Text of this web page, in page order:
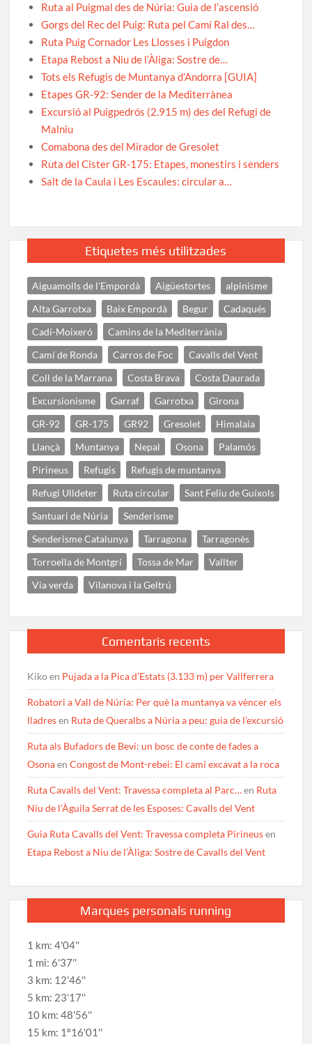
Ruta al Puigmal des de Núria: Guia de l’ascensió
Gorgs del Rec del Puig: Ruta pel Camí Ral des…
Ruta Puig Cornador Les Llosses i Puigdon
Etapa Rebost a Niu de l’Àliga: Sostre de…
Tots els Refugis de Muntanya d’Andorra [GUIA]
Etapes GR-92: Sender de la Mediterrànea
Excursió al Puigpedrós (2.915 m) des del Refugi de
Malniu
Comabona des del Mirador de Gresolet
Ruta del Cister GR-175: Etapes, monestirs i senders
Salt de la Caula i Les Escaules: circular a…
Etiquetes més utilitzades
Aiguamolls de l'Empordà Aigüestortes
alpinisme
Alta Garrotxa
Baix Empordà Begur
Cadaqués
Cadí-Moixeró
Camins de la Mediterrània
Camí de Ronda
Carros de Foc
Cavalls del Vent
Coll de la Marrana
Costa Brava
Costa Daurada
Excursionisme
Garraf Garrotxa
Girona
GR-92
GR-175 GR92 Gresolet
Himalaia
Llançà
Muntanya Nepal Osona
Palamós
Pirineus
Refugis
Refugis de muntanya
Refugi Ulldeter
Ruta circular
Sant Feliu de Guíxols
Santuari de Núria
Senderisme
Senderisme Catalunya
Tarragona
Tarragonès
Torroella de Montgrí
Tossa de Mar
Vallter
Via verda
Vilanova i la Geltrú
Comentaris recents
Kikoen Pujada a la Pica d’Estats (3.133 m) per Vallferrera
Robatori a Vall de Núria: Per què la muntanya va vèncer els
lladresen Ruta de Queralbs a Núria a peu: guia de l’excursió
Ruta als Bufadors de Beví: un bosc de conte de fades a
OsonaenCongost de Mont-rebei: El camí excavat a la roca
Ruta Cavalls del Vent: Travessa completa al Parc…en Ruta
Niu de l’Àguila Serrat de les Esposes: Cavalls del Vent
Guia Ruta Cavalls del Vent: Travessa completa Pirineusen
Etapa Rebost a Niu de l’Àliga: Sostre de Cavalls del Vent
Marques personals running
1 km: 4'04''
1 mi: 6'37''
3 km: 12'46''
5 km: 23'17''
10 km: 48'56''
15 km: 1º16'01''